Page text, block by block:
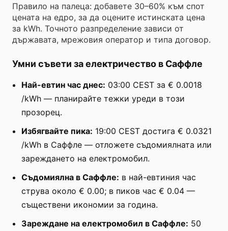
Правило на палеца: добавете 30–60% към спот
цената на едро, за да оцените истинската цена
за kWh. Точното разпределение зависи от
държавата, мрежовия оператор и типа договор.
Умни съвети за електричество в Саффле
Най-евтин час днес: 03:00 CEST за € 0.0018
/kWh — планирайте тежки уреди в този
прозорец.
Избягвайте пика: 19:00 CEST достига € 0.0321
/kWh в Саффле — отложете съдомиялната или
зареждането на електромобил.
Съдомиялна в Саффле: в най-евтиния час
струва около € 0.00; в пиков час € 0.04 —
съществени икономии за година.
Зареждане на електромобил в Саффле: 50